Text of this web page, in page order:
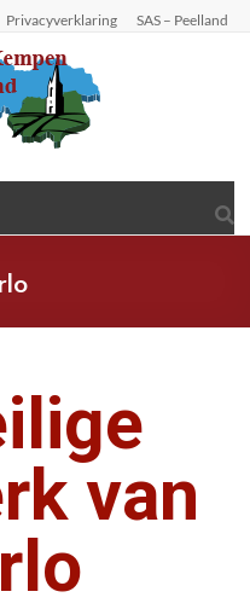
Privacyverklaring SAS – Peelland
van